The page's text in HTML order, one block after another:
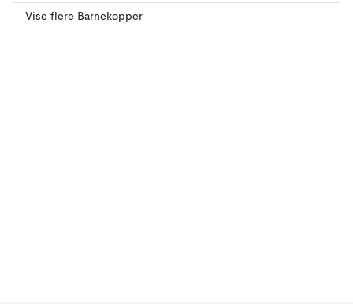
Vise flere Barnekopper